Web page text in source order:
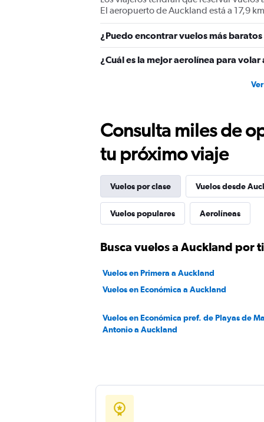
values.
Range:
0
to
3600.
El aeropuerto de Auckland está a 17,9
¿Puedo encontrar vuelos más
¿Cuál es la mejor aerolínea para volar
Consulta miles de
tu próximo viaje
Vuelos por clase Vuelos desde
Vuelos populares Aerolíneas
Busca vuelos a Auckland por
Vuelos en Primera a Auckland
Vuelos en Económica a Auckland
Vuelos en Económica pref. de Playas de
Antonio a Auckland